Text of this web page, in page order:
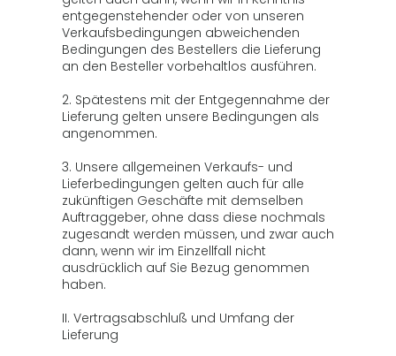
entgegenstehender oder von unseren
Verkaufsbedingungen abweichenden
Bedingungen des Bestellers die Lieferung
an den Besteller vorbehaltlos ausführen.
2. Spätestens mit der Entgegennahme der
Lieferung gelten unsere Bedingungen als
angenommen.
3. Unsere allgemeinen Verkaufs- und
Lieferbedingungen gelten auch für alle
zukünftigen Geschäfte mit demselben
Auftraggeber, ohne dass diese nochmals
zugesandt werden müssen, und zwar auch
dann, wenn wir im Einzellfall nicht
ausdrücklich auf Sie Bezug genommen
haben.
II. Vertragsabschluß und Umfang der
Lieferung